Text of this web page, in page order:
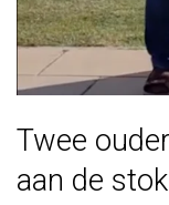
Twee
aan de